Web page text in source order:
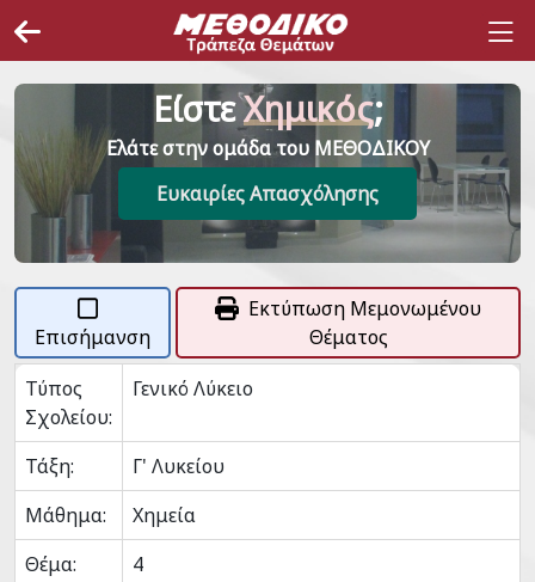
ΕίστεΧημικός;
Ελάτε στην ομάδα του ΜΕΘΟΔΙΚΟΥ
Ευκαιρίες Απασχόλησης
Επισήμανση
Εκτύπωση Μεμονωμένου
Θέματος
Τύπος
Σχολείου:
Γενικό Λύκειο
Τάξη:
Γ' Λυκείου
Μάθημα:
Χημεία
Θέμα:
4